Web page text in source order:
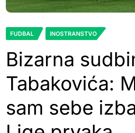
FUDBAL INOSTRANSTVO
Bizarna
Tabakovića:
sam sebe